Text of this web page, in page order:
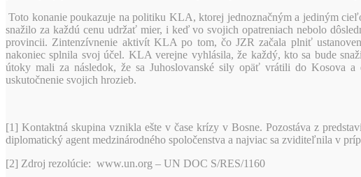
Toto konanie poukazuje na politiku KLA, ktorej jednoznačným a jediným
snažilo za každú cenu udržať mier, i keď vo svojich opatreniach nebolo
provincii. Zintenzívnenie aktivít KLA po tom, čo JZR začala plniť
nakoniec splnila svoj účel. KLA verejne vyhlásila, že každý, kto sa bude
útoky mali za následok, že sa Juhoslovanské sily opäť vrátili do Kosova
uskutočnenie svojich hrozieb.
[1] Kontaktná skupina vznikla ešte v čase krízy v Bosne. Pozostáva z
diplomatický agent medzinárodného spoločenstva a najviac sa zviditeľnila v
[2] Zdroj rezolúcie: www.un.org – UN DOC S/RES/1160